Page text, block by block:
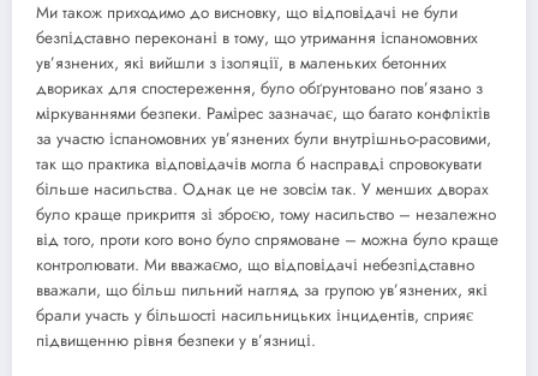
Ми також приходимо до висновку, що відповідачі не були
безпідставно переконані в тому, що утримання іспаномовних
ув’язнених, які вийшли з ізоляції, в маленьких бетонних
двориках для спостереження, було обґрунтовано пов’язано з
міркуваннями безпеки. Рамірес зазначає, що багато конфліктів
за участю іспаномовних ув’язнених були внутрішньо-расовими,
так що практика відповідачів могла б насправді спровокувати
більше насильства. Однак це не зовсім так. У менших дворах
було краще прикриття зі зброєю, тому насильство – незалежно
від того, проти кого воно було спрямоване – можна було краще
контролювати. Ми вважаємо, що відповідачі небезпідставно
вважали, що більш пильний нагляд за групою ув’язнених, які
брали участь у більшості насильницьких інцидентів, сприяє
підвищенню рівня безпеки у в’язниці.